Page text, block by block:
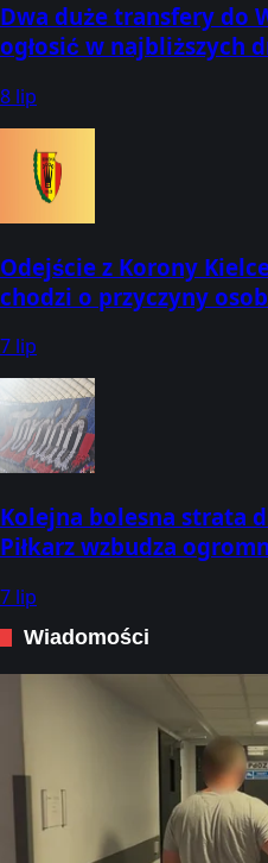
Dwa duże transfery do
ogłosić w najbliższych
8 lip
Odejście z Korony
chodzi o przyczyny
7 lip
Kolejna bolesna strata
Piłkarz wzbudza
7 lip